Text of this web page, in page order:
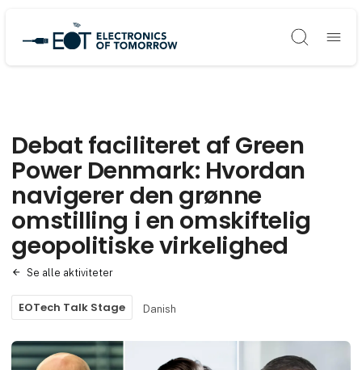
Søg
Debat faciliteret af Green
Power Denmark: Hvordan
navigerer den grønne
omstilling i en omskiftelig
geopolitiske virkelighed
Se alle aktiviteter
EOTech Talk Stage Danish